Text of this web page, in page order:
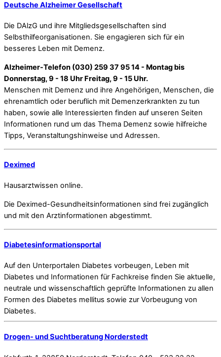
Deutsche Alzheimer Gesellschaft
Die DAlzG und ihre Mitgliedsgesellschaften sind
Selbsthilfeorganisationen. Sie engagieren sich für ein
besseres Leben mit Demenz.
Alzheimer-Telefon (030) 259 37 95 14 - Montag bis
Donnerstag, 9 - 18 Uhr Freitag, 9 - 15 Uhr.
Menschen mit Demenz und ihre Angehörigen, Menschen, die
ehrenamtlich oder beruflich mit Demenzerkrankten zu tun
haben, sowie alle Interessierten finden auf unseren Seiten
Informationen rund um das Thema Demenz sowie hilfreiche
Tipps, Veranstaltungshinweise und Adressen.
Deximed
Hausarztwissen online.
Die Deximed-Gesundheitsinformationen sind frei zugänglich
und mit den Arztinformationen abgestimmt.
Diabetesinformationsportal
Auf den Unterportalen Diabetes vorbeugen, Leben mit
Diabetes und Informationen für Fachkreise finden Sie aktuelle,
neutrale und wissenschaftlich geprüfte Informationen zu allen
Formen des Diabetes mellitus sowie zur Vorbeugung von
Diabetes.
Drogen- und Suchtberatung Norderstedt